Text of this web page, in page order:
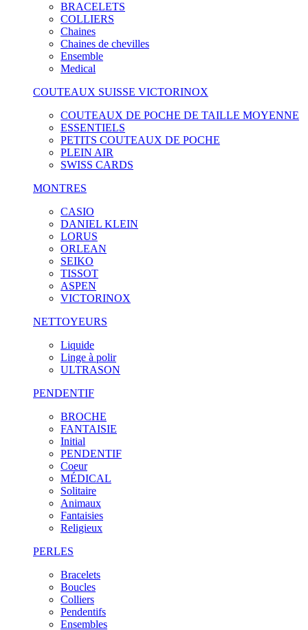
BRACELETS
COLLIERS
Chaines
Chaines de chevilles
Ensemble
Medical
COUTEAUX SUISSE VICTORINOX
COUTEAUX DE POCHE DE TAILLE MOYENNE
ESSENTIELS
PETITS COUTEAUX DE POCHE
PLEIN AIR
SWISS CARDS
MONTRES
CASIO
DANIEL KLEIN
LORUS
ORLEAN
SEIKO
TISSOT
ASPEN
VICTORINOX
NETTOYEURS
Liquide
Linge à polir
ULTRASON
PENDENTIF
BROCHE
FANTAISIE
Initial
PENDENTIF
Coeur
MÉDICAL
Solitaire
Animaux
Fantaisies
Religieux
PERLES
Bracelets
Boucles
Colliers
Pendentifs
Ensembles